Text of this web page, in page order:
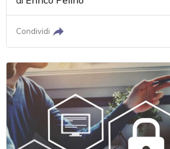
Condividi